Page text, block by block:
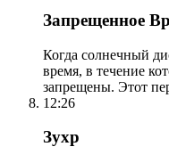
Запрещенное
Когда солнечный
время, в течение
запрещены. Этот
12:26
Зухр